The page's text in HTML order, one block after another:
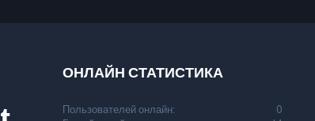
ОНЛАЙН СТАТИСТИКА
Пользователей онлайн
0